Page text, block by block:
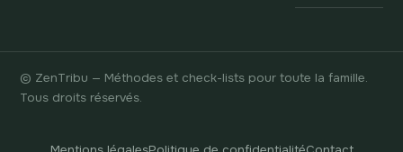
© ZenTribu — Méthodes et check-lists pour toute la famille.
Tous droits réservés.